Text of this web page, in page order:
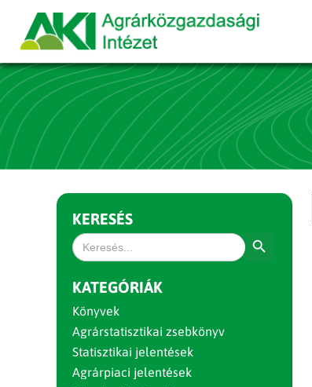
KERESÉS
Search
for:
KATEGÓRIÁK
Könyvek
Agrárstatisztikai zsebkönyv
Statisztikai jelentések
Agrárpiaci jelentések